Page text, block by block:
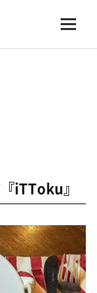
iTToku』